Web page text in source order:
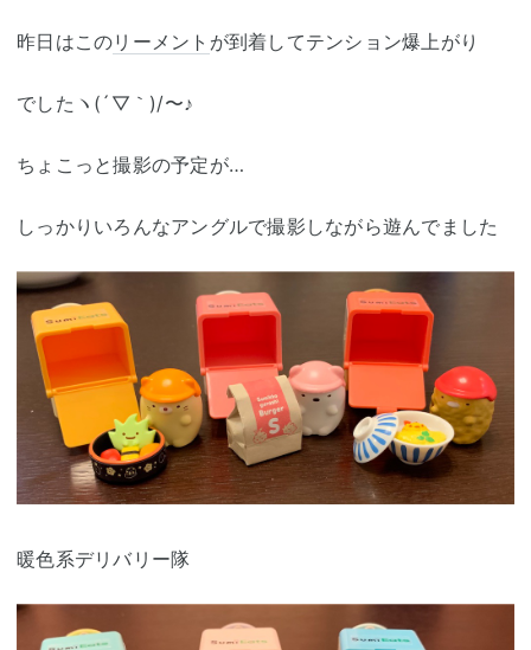
昨日はこのリーメント が到着してテンション爆上がり
でしたヽ(´▽｀)/〜♪
ちょこっと撮影の予定が…
しっかりいろんなアングルで撮影しながら遊んでました
暖色系デリバリー隊